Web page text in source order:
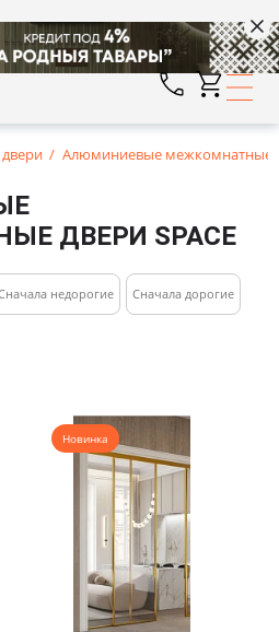
Алюминиевые межкомнатные
ДВЕРИ SPACE
недорогие Cначала дорогие
Новинка